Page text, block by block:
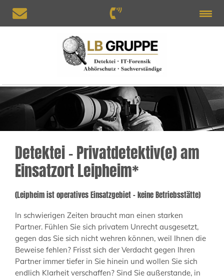
Detektei – Privatdetektiv(e) am
Einsatzort Leipheim*
(Leipheim ist operatives Einsatzgebiet – keine Betriebsstätte)
In schwierigen Zeiten braucht man einen starken
Partner. Fühlen Sie sich privatem Unrecht ausgesetzt,
gegen das Sie sich nicht wehren können, weil Ihnen die
Beweise fehlen? Frisst sich der Verdacht gegen Ihren
Partner immer tiefer in Sie hinein und wollen Sie sich
endlich Klarheit verschaffen? Sind Sie außerstande, in